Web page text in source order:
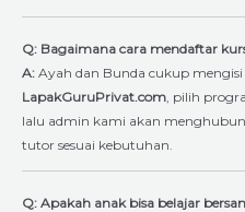
Q: Bagaimana cara mendaftar
A: Ayah dan Bunda cukup
LapakGuruPrivat.com , pilih
lalu admin kami akan
tutor sesuai kebutuhan.
Q: Apakah anak bisa belajar